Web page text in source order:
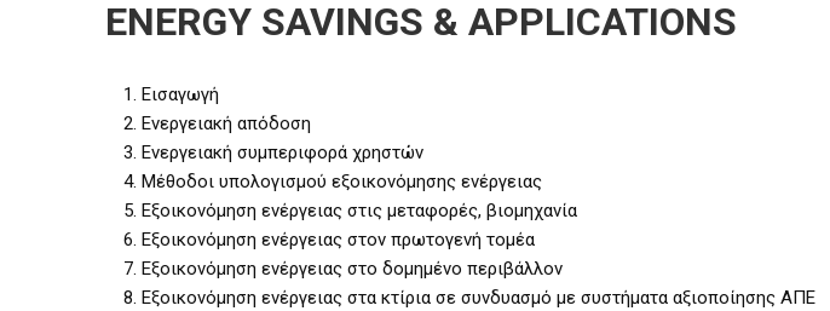
ENERGY SAVINGS & APPLICATIONS
1. Εισαγωγή
2. Ενεργειακή απόδοση
3. Ενεργειακή συμπεριφορά χρηστών
4. Μέθοδοι υπολογισμού εξοικονόμησης ενέργειας
5. Εξοικονόμηση ενέργειας στις μεταφορές, βιομηχανία
6. Εξοικονόμηση ενέργειας στον πρωτογενή τομέα
7. Εξοικονόμηση ενέργειας στο δομημένο περιβάλλον
8. Εξοικονόμηση ενέργειας στα κτίρια σε συνδυασμό με συστήματα αξιοποίησης ΑΠΕ